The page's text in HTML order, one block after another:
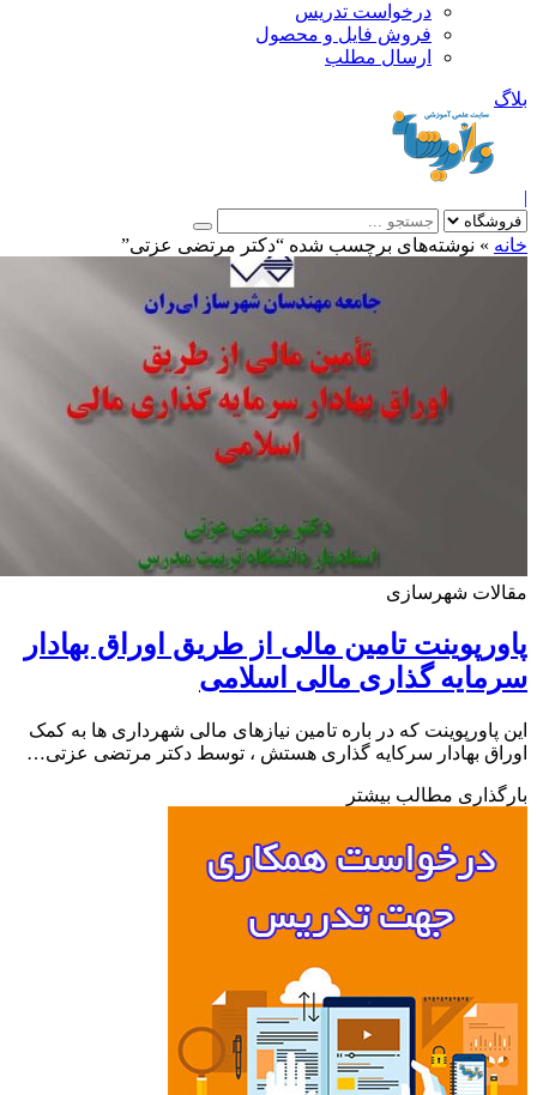
درخواست تدریس
فروش فایل و محصول
ارسال مطلب
»نوشته‌های برچسب شده “دکتر مرتضی عزتی”
شهرسازی
تامین مالی از طریق اوراق بهادار
گذاری مالی اسلامی
که در باره تامین نیازهای مالی شهرداری ها به کمک
بهادار سرکایه گذاری هستش ، توسط دکتر مرتضی عزتی…
مطالب بیشتر